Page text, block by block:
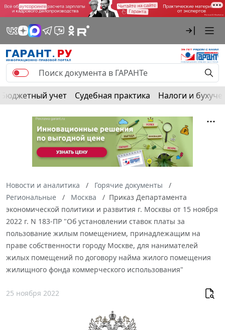
Бюджетный учет Судебная практика Налоги и
Новости и аналитика
Горячие документы
Региональные
Москва
Приказ Департамента
экономической политики и развития г. Москвы от 15 ноября
2022 г. N 183-ПР "Об установлении ставок платы за
пользование жилым помещением, принадлежащим на
праве собственности городу Москве, для нанимателей
жилых помещений по договору найма жилого помещения
жилищного фонда коммерческого использования"
25 ноября 2022